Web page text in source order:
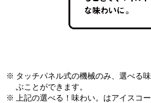
タッチパネル式の機械のみ、選べる
ぶことができます。
上記の選べる！味わい。はアイスコ